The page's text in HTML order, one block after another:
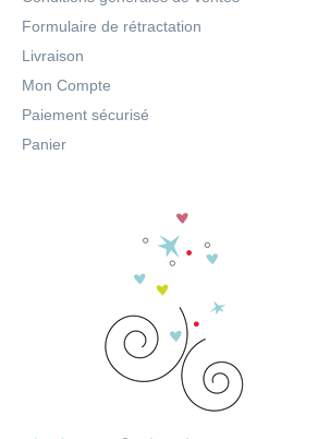
Formulaire de rétractation
Livraison
Mon Compte
Paiement sécurisé
Panier